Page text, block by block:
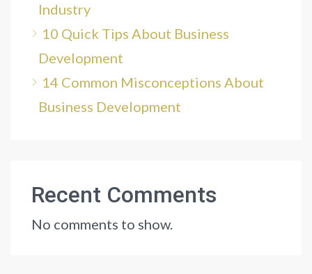
Industry
10 Quick Tips About Business
Development
14 Common Misconceptions About
Business Development
Recent Comments
No comments to show.